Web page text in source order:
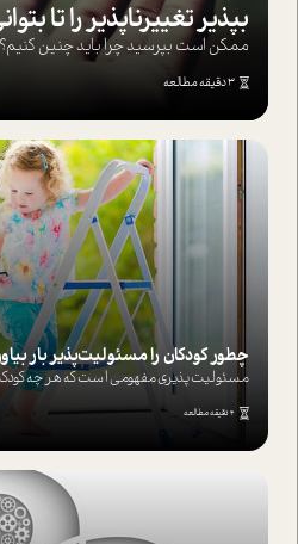
بپذير تغييرناپذير را تا
ممکن است بپرسيد چرا بايد چنين کنيم؟
3 دقیقه مطالعه
چطور کودکان را مسئولیت‌پذیر بار
مسئولیت پذیری مفهومی ا ست که هر چه
4 دقیقه مطالعه